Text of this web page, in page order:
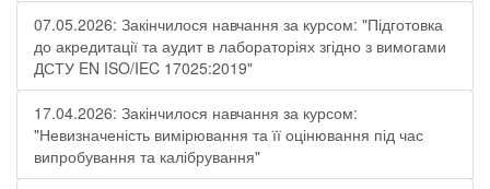
07.05.2026: Закінчилося навчання за курсом: "Підготовка
до акредитації та аудит в лабораторіях згідно з вимогами
ДСТУ EN ISO/IEC 17025:2019"
17.04.2026: Закінчилося навчання за курсом:
"Невизначеність вимірювання та її оцінювання під час
випробування та калібрування"